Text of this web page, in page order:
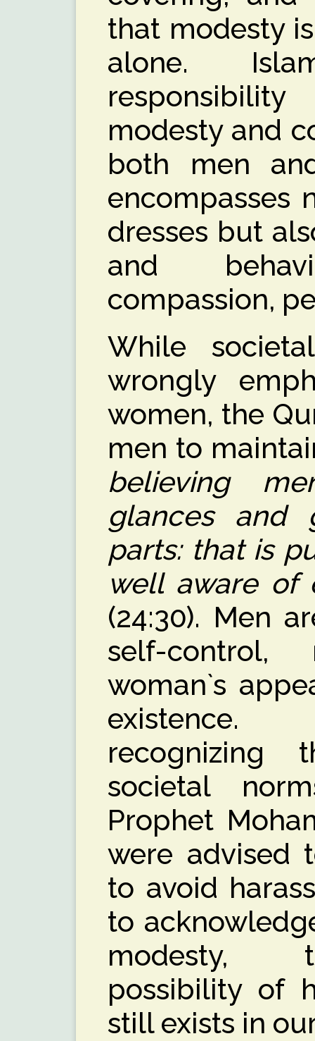
that modesty
alone.
modesty and
both men
encompasses
dresses but
and
compassion,
While
wrongly
women, the
men to
believing
glances and
parts: that is
well aware of
(24:30). Men
self-
woman`s
existence.
recognizing
societal
Prophet
were advised
to avoid
to
modesty,
possibility of
still exists in